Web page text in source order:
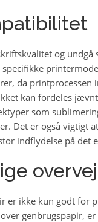
og
da
kan fordeles
som
Det er også vigtigt
indflydelse på det
er ikke kun godt for
genbrugspapir,